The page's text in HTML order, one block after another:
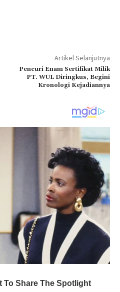
Artikel Selanjutnya
Pencuri Enam Sertifikat Milik
PT. WUL Diringkus, Begini
Kronologi Kejadiannya